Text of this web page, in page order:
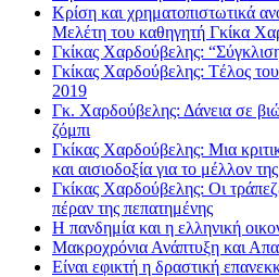
Κρίση και χρηματοπιστωτικά
Μελέτη του καθηγητή Γκίκα
Γκίκας Χαρδούβελης:
Γκίκας Χαρδούβελης: Tέλος
2019
Γκ. Χαρδούβελης: Δάνεια σε
ζόμπι
Γκίκας Χαρδούβελης: Μια
και αισιοδοξία για το μέλλον
Γκίκας Χαρδούβελης: Οι
πέραν της πεπατημένης
Η πανδημία και η ελληνική
Μακροχρόνια Ανάπτυξη και
Είναι εφικτή η δραστική